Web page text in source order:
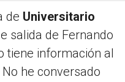
de Universitario
salida de Fernando
tiene información al
he conversado